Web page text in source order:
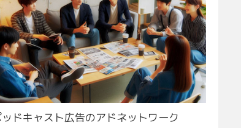
ドキャスト広告のアドネットワーク